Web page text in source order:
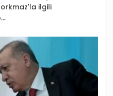
ilgili